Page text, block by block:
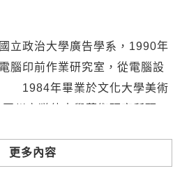
立政治大學廣告學系，1990年
腦印前作業研究室，從電腦設
1984年畢業於文化大學美術
7-11便利商店、統一企業飲料
更多內容